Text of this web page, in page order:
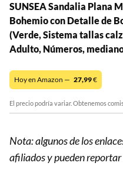
SUNSEA Sandalia Plana
Bohemio con Detalle de
(Verde, Sistema tallas
Adulto, Números,
Hoy en Amazon — 27,99€
El precio podría variar. Obtenemos
Nota: algunos de los
afiliados y pueden